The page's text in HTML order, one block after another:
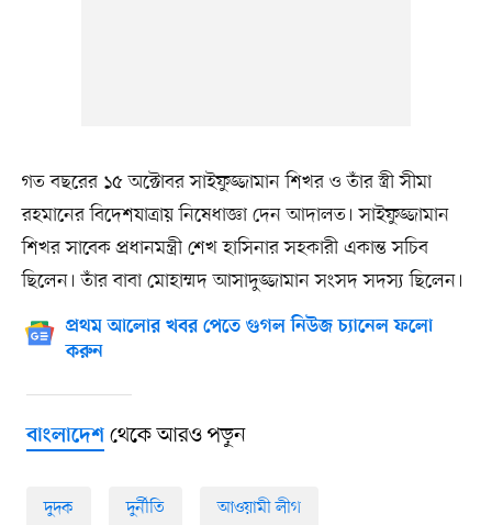
গত বছরের ১৫ অক্টোবর সাইফুজ্জামান শিখর ও তাঁর স্ত্রী সীমা
রহমানের বিদেশযাত্রায় নিষেধাজ্ঞা দেন আদালত। সাইফুজ্জামান
শিখর সাবেক প্রধানমন্ত্রী শেখ হাসিনার সহকারী একান্ত সচিব
ছিলেন। তাঁর বাবা মোহাম্মদ আসাদুজ্জামান সংসদ সদস্য ছিলেন।
প্রথম আলোর খবর পেতে গুগল নিউজ চ্যানেল ফলো
করুন
বাংলাদেশথেকে আরও পড়ুন
দুদক দুর্নীতি আওয়ামী লীগ